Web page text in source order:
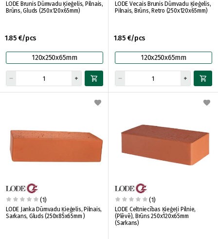
LODE Brunis Dūmvadu Ķieģelis, Pilnais,
Brūns, Gluds (250x120x65mm)
1.85 €/pcs
120x250x65mm
LODE Vecais Brunis Dūmvadu Ķieģelis,
Pilnais, Brūns, Retro (250x120x65mm)
1.85 €/pcs
120x250x65mm
(1)
LODE Janka Dūmvadu Ķieģelis, Pilnais,
Sarkans, Gluds (250x85x65mm )
(1)
LODE Celtniecības Ķieģeļi Pilnie,
(Plēvē), Brūns 250x120x65mm
(Sarkans)